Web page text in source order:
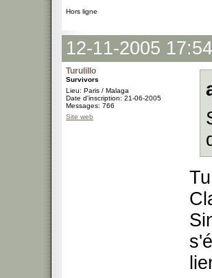
Hors ligne
12-11-2005
Turulillo
Survivors
Lieu: Paris / Malaga
Date d'inscription: 21-06-2005
Messages: 766
Site web